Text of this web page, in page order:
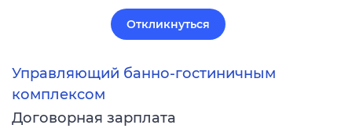
Откликнуться
Управляющий банно-гостиничным
комплексом
Договорная зарплата